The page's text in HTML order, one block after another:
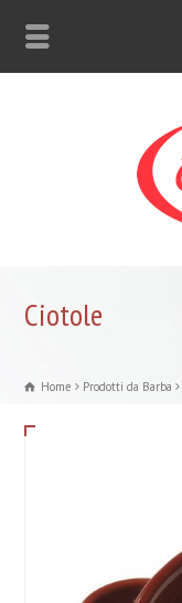
Ciotole
Home Prodotti da Barba